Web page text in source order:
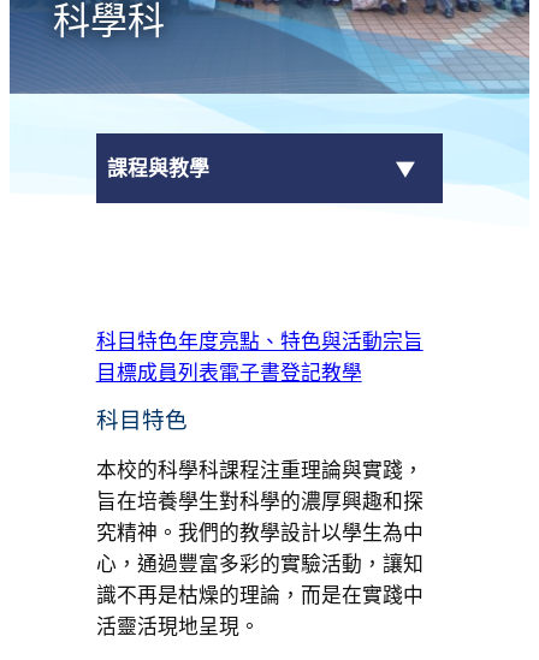
科學科
課程與教學
+
科目
跨學科課程 (LAC)
科目特色年度亮點、特色與活動宗旨
目標成員列表電子書登記教學
科目特色
本校的科學科課程注重理論與實踐，
旨在培養學生對科學的濃厚興趣和探
究精神。我們的教學設計以學生為中
心，通過豐富多彩的實驗活動，讓知
識不再是枯燥的理論，而是在實踐中
活靈活現地呈現。